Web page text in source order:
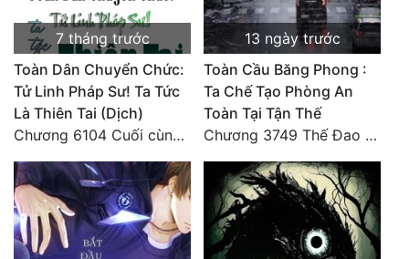
Quân Sự
Sảng Văn
Sắc
Sủng
Thanh Xuân
Tiên Hiệp
Tiểu Thuyết
7 tháng trước
Toàn Dân Chuyển Chức:
Tử Linh Pháp Sư! Ta Tức
Là Thiên Tai (Dịch)
Chương 6104 Cuối cùng (HẾT)
13 ngày trước
Toàn Cầu Băng Phong :
Ta Chế Tạo Phòng An
Toàn Tại Tận Thế
Chương 3749 Thế Đao xuất kích